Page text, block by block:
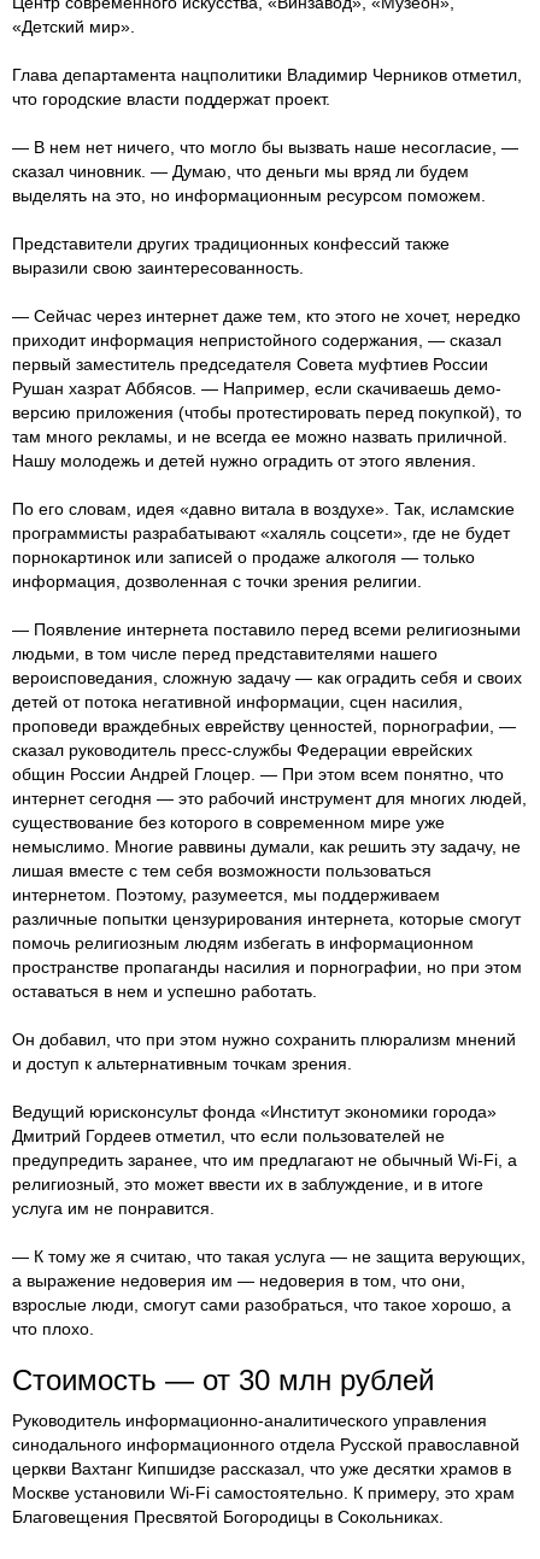
«Детский мир».
Глава департамента нацполитики Владимир Черников отметил,
что городские власти поддержат проект.
— В нем нет ничего, что могло бы вызвать наше несогласие, —
сказал чиновник. — Думаю, что деньги мы вряд ли будем
выделять на это, но информационным ресурсом поможем.
Представители других традиционных конфессий также
выразили свою заинтересованность.
— Сейчас через интернет даже тем, кто этого не хочет, нередко
приходит информация непристойного содержания, — сказал
первый заместитель председателя Совета муфтиев России
Рушан хазрат Аббясов. — Например, если скачиваешь демо-
версию приложения (чтобы протестировать перед покупкой), то
там много рекламы, и не всегда ее можно назвать приличной.
Нашу молодежь и детей нужно оградить от этого явления.
По его словам, идея «давно витала в воздухе». Так, исламские
программисты разрабатывают «халяль соцсети», где не будет
порнокартинок или записей о продаже алкоголя — только
информация, дозволенная с точки зрения религии.
— Появление интернета поставило перед всеми религиозными
людьми, в том числе перед представителями нашего
вероисповедания, сложную задачу — как оградить себя и своих
детей от потока негативной информации, сцен насилия,
проповеди враждебных еврейству ценностей, порнографии, —
сказал руководитель пресс-службы Федерации еврейских
общин России Андрей Глоцер. — При этом всем понятно, что
интернет сегодня — это рабочий инструмент для многих людей,
существование без которого в современном мире уже
немыслимо. Многие раввины думали, как решить эту задачу, не
лишая вместе с тем себя возможности пользоваться
интернетом. Поэтому, разумеется, мы поддерживаем
различные попытки цензурирования интернета, которые смогут
помочь религиозным людям избегать в информационном
пространстве пропаганды насилия и порнографии, но при этом
оставаться в нем и успешно работать.
Он добавил, что при этом нужно сохранить плюрализм мнений
и доступ к альтернативным точкам зрения.
Ведущий юрисконсульт фонда «Институт экономики города»
Дмитрий Гордеев отметил, что если пользователей не
предупредить заранее, что им предлагают не обычный Wi-Fi, а
религиозный, это может ввести их в заблуждение, и в итоге
услуга им не понравится.
— К тому же я считаю, что такая услуга — не защита верующих,
а выражение недоверия им — недоверия в том, что они,
взрослые люди, смогут сами разобраться, что такое хорошо, а
что плохо.
Стоимость — от 30 млн рублей
Руководитель информационно-аналитического управления
синодального информационного отдела Русской православной
церкви Вахтанг Кипшидзе рассказал, что уже десятки храмов в
Москве установили Wi-Fi самостоятельно. К примеру, это храм
Благовещения Пресвятой Богородицы в Сокольниках.